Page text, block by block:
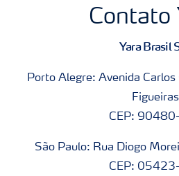
Contato
Yara Brasil
Porto Alegre: Avenida
Figueiras
CEP:
São Paulo: Rua Diogo
CEP: